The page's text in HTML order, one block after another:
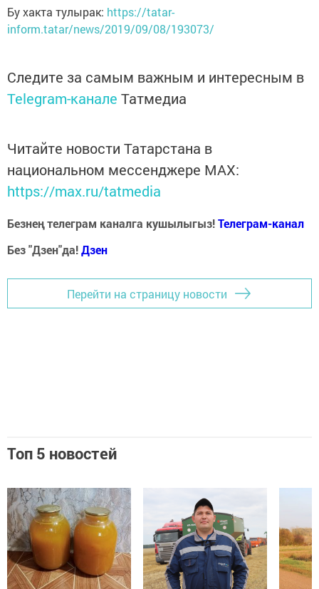
Бу хакта тулырак: https://tatar-
inform.tatar/news/2019/09/08/193073/
Следите за самым важным и интересным в
Telegram-канале Татмедиа
Читайте новости Татарстана в
национальном мессенджере MАХ:
https://max.ru/tatmedia
Безнең телеграм каналга кушылыгыз!Телеграм-канал
Без "Дзен"да!Дзен
Перейти на страницу новости
Топ 5 новостей